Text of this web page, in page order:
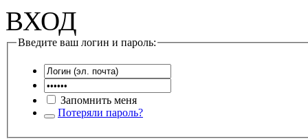
ВХОД
Введите ваш логин и пароль:
Запомнить меня
Потеряли пароль?